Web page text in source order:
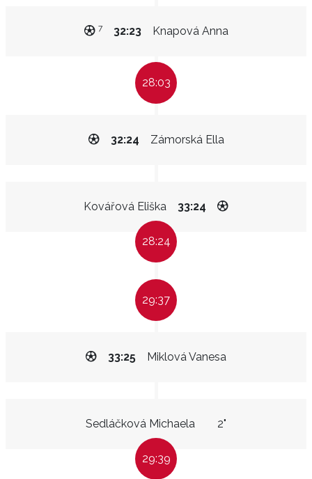
Knapová Anna
32:23
7
28:03
Zámorská Ella
32:24
Kovářová Eliška 33:24
28:24
29:37
Miklová Vanesa
33:25
Sedláčková Michaela 2"
29:39